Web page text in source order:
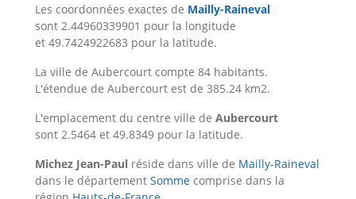
Les coordonnées exactes de Mailly-Raineval
sont 2.44960339901 pour la longitude
et 49.7424922683 pour la latitude.
La ville de Aubercourt compte 84 habitants.
L'étendue de Aubercourt est de 385.24 km2.
L'emplacement du centre ville de Aubercourt
sont 2.5464 et 49.8349 pour la latitude.
Michez Jean-Paul réside dans ville de Mailly-Raineval
dans le département Somme comprise dans la